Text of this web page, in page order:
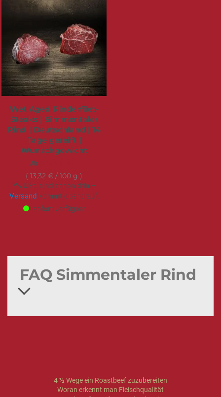
Wet Aged Rinderfilet-
Steaks | Simmentaler
Rind | Deutschland | 14
Tage gereift |
Wunschgewicht
Ab
13,32 € / 100 g
7% USt. sind schon drin –
Versand kommt obendrauf.
sofort verfügbar
FAQ Simmentaler Rind
4 ½ Wege ein Roastbeef zuzubereiten
Woran erkennt man Fleischqualität